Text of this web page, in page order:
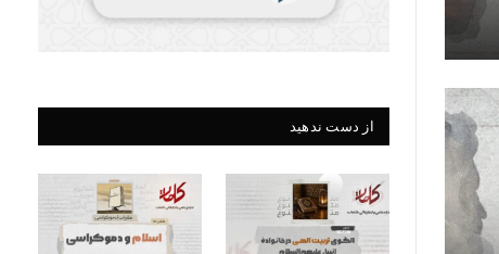
از دست ندهید